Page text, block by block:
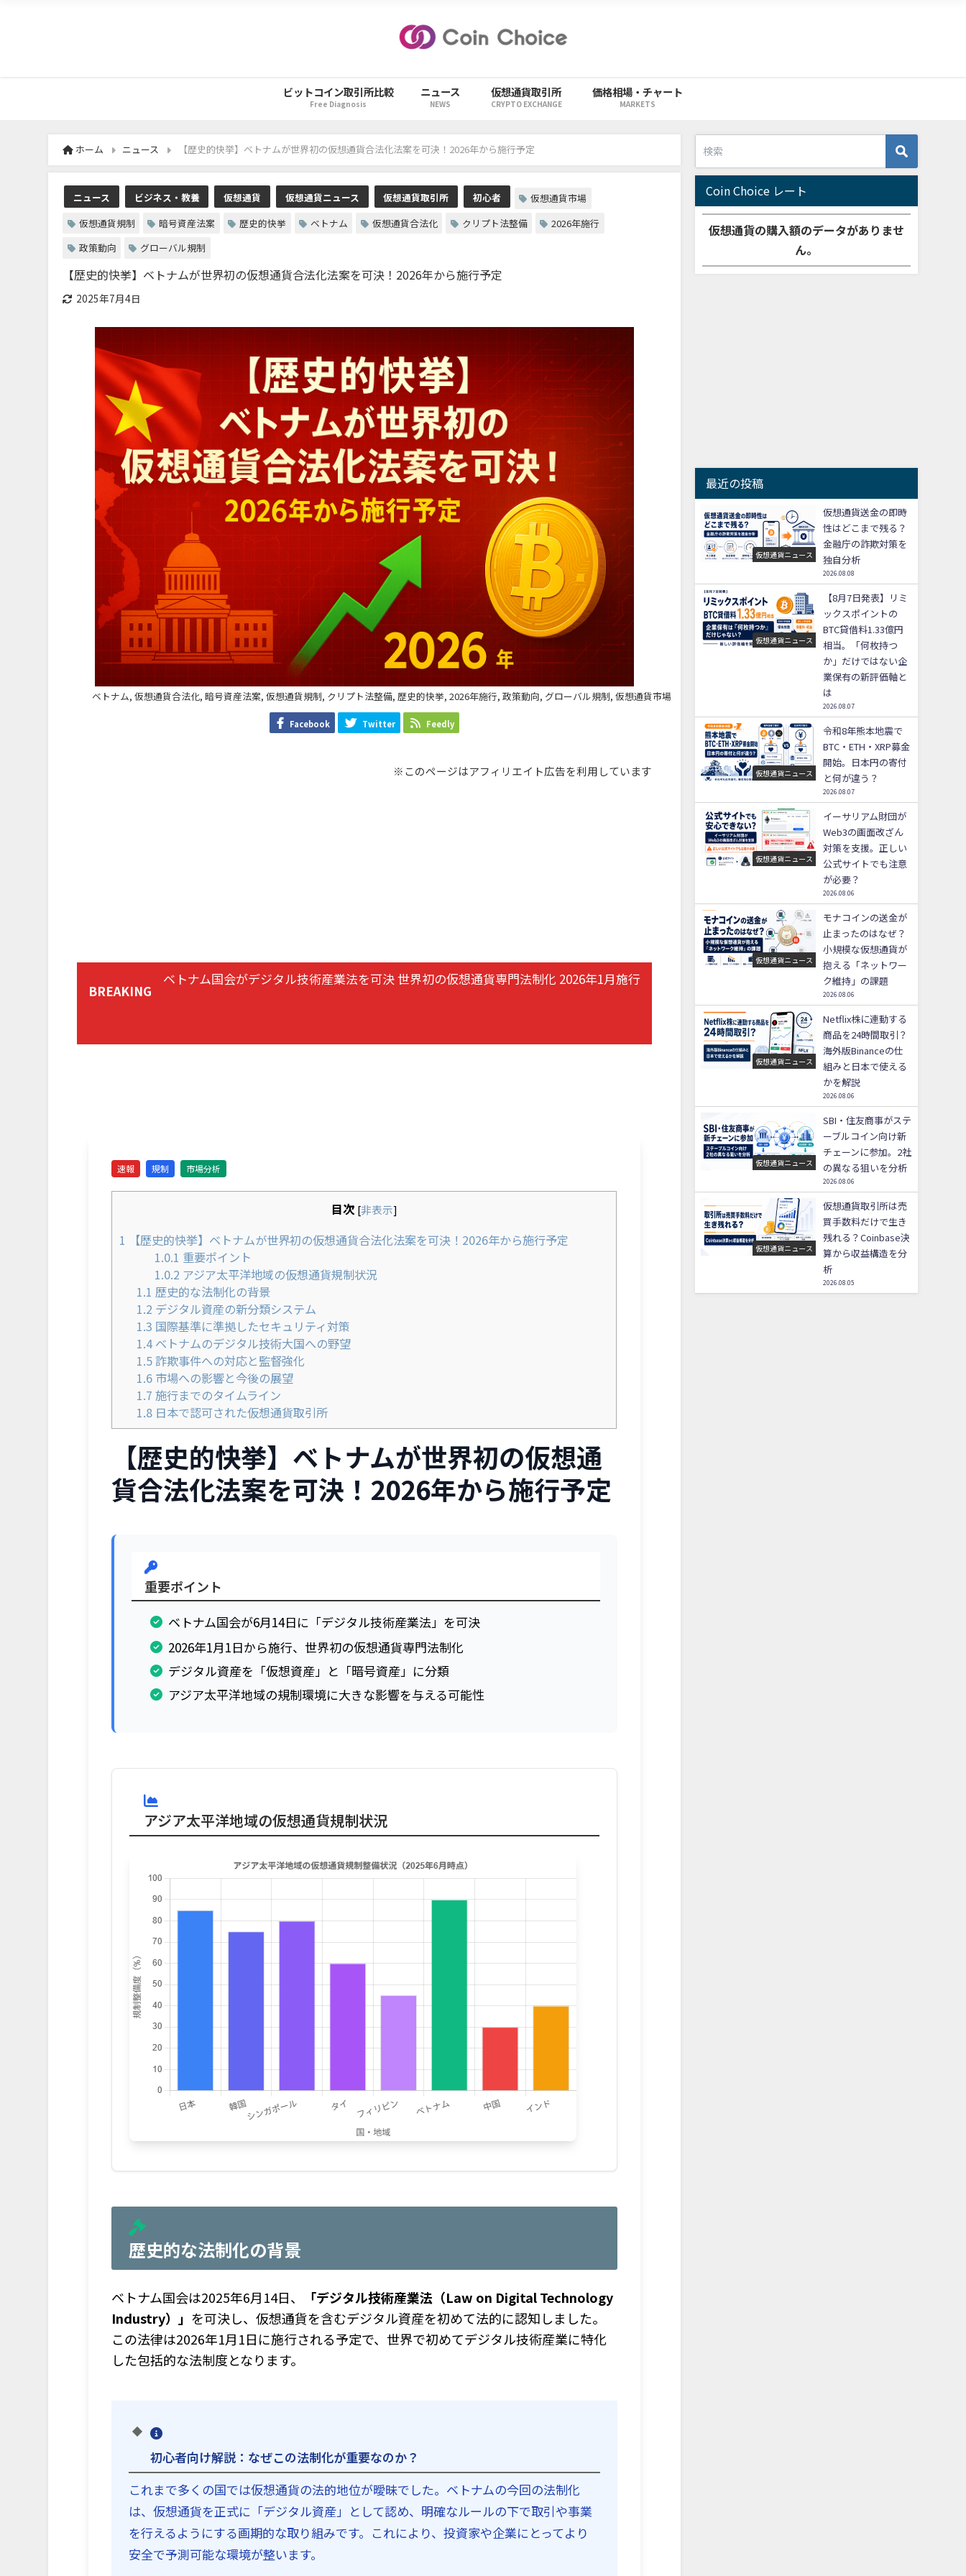
ビットコイン取引所比較
Free Diagnosis
ニュース
NEWS
仮想通貨取引所
CRYPTO EXCHANGE
価格相場・チャート
MARKETS
ホーム ニュース 【歴史的快挙】ベトナムが世界初の仮想通貨合法化法案を可決！2026年から施行予定
ニュース ビジネス・教養 仮想通貨 仮想通貨ニュース 仮想通貨取引所 初心者
仮想通貨市場
仮想通貨規制
暗号資産法案 歴史的快挙 ベトナム 仮想通貨合法化 クリプト法整備
2026年施行
政策動向
グローバル規制
【歴史的快挙】ベトナムが世界初の仮想通貨合法化法案を可決！2026年から施行予定
2025年7月4日
ベトナム, 仮想通貨合法化, 暗号資産法案, 仮想通貨規制, クリプト法整備, 歴史的快挙, 2026年施行, 政策動向, グローバル規制, 仮想通貨市場
Facebook Twitter Feedly
※このページはアフィリエイト広告を利用しています
BREAKING
ベトナム国会がデジタル技術産業法を可決 世界初の仮想通貨専門法制化 2026年1月施行予定
速報 規制 市場分析
目次 [非表示]
1 【歴史的快挙】ベトナムが世界初の仮想通貨合法化法案を可決！2026年から施行予定
1.0.1 重要ポイント
1.0.2 アジア太平洋地域の仮想通貨規制状況
1.1 歴史的な法制化の背景
1.2 デジタル資産の新分類システム
1.3 国際基準に準拠したセキュリティ対策
1.4 ベトナムのデジタル技術大国への野望
1.5詐欺事件への対応と監督強化
1.6 市場への影響と今後の展望
1.7 施行までのタイムライン
1.8 日本で認可された仮想通貨取引所
【歴史的快挙】ベトナムが世界初の仮想通
貨合法化法案を可決！2026年から施行予定
重要ポイント
ベトナム国会が6月14日に「デジタル技術産業法」を可決
2026年1月1日から施行、世界初の仮想通貨専門法制化
デジタル資産を「仮想資産」と「暗号資産」に分類
アジア太平洋地域の規制環境に大きな影響を与える可能性
アジア太平洋地域の仮想通貨規制状況
歴史的な法制化の背景
ベトナム国会は2025年6月14日、
「デジタル技術産業法（Law on Digital Technology
Industry）」 を可決し、仮想通貨を含むデジタル資産を初めて法的に認知しました。
この法律は2026年1月1日に施行される予定で、世界で初めてデジタル技術産業に特化
した包括的な法制度となります。
初心者向け解説：なぜこの法制化が重要なのか？
これまで多くの国では仮想通貨の法的地位が曖昧でした。ベトナムの今回の法制化
は、仮想通貨を正式に「デジタル資産」として認め、明確なルールの下で取引や事業
を行えるようにする画期的な取り組みです。これにより、投資家や企業にとってより
安全で予測可能な環境が整います。
Coin Choice レート
仮想通貨の購入額のデータがありませ
ん。
最近の投稿
仮想通貨ニュース
仮想通貨送金の即時
性はどこまで残る？
金融庁の詐欺対策を
独自分析
2026.08.08
仮想通貨ニュース
【8月7日発表】リミ
ックスポイントの
BTC貸借料1.33億円
相当。「何枚持つ
か」だけではない企
業保有の新評価軸と
は
2026.08.07
仮想通貨ニュース
令和8年熊本地震で
BTC・ETH・XRP募金
開始。日本円の寄付
と何が違う？
2026.08.07
仮想通貨ニュース
イーサリアム財団が
Web3の画面改ざん
対策を支援。正しい
公式サイトでも注意
が必要？
2026.08.06
仮想通貨ニュース
モナコインの送金が
止まったのはなぜ？
小規模な仮想通貨が
抱える「ネットワー
ク維持」の課題
2026.08.06
仮想通貨ニュース
Netflix株に連動する
商品を24時間取引？
海外版Binanceの仕
組みと日本で使える
かを解説
2026.08.06
仮想通貨ニュース
SBI・住友商事がステ
ーブルコイン向け新
チェーンに参加。2社
の異なる狙いを分析
2026.08.06
仮想通貨ニュース
仮想通貨取引所は売
買手数料だけで生き
残れる？Coinbase決
算から収益構造を分
析
2026.08.05